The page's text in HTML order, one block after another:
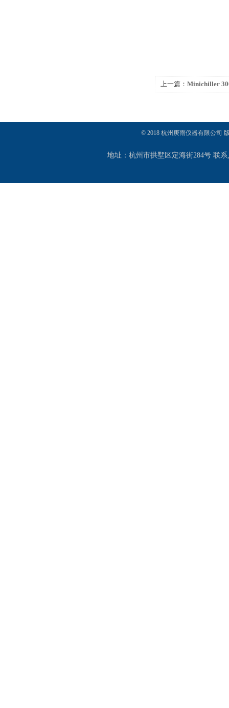
上一篇： Minichiller
© 2018 杭州庚雨仪器有限公司
地址：杭州市拱墅区定海街284号 联